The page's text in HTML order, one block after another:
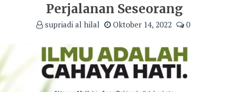
Perjalanan Seseorang
supriadi al hilal Oktober 14, 2022 0